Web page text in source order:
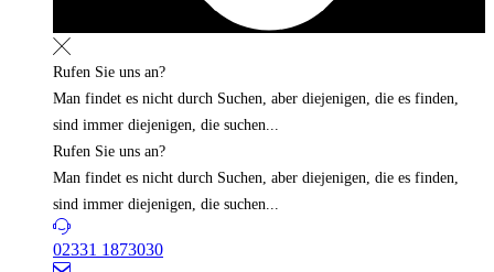
Rufen Sie uns an?
Man findet es nicht durch Suchen, aber diejenigen, die es finden,
sind immer diejenigen, die suchen...
Rufen Sie uns an?
Man findet es nicht durch Suchen, aber diejenigen, die es finden,
sind immer diejenigen, die suchen...
02331 1873030